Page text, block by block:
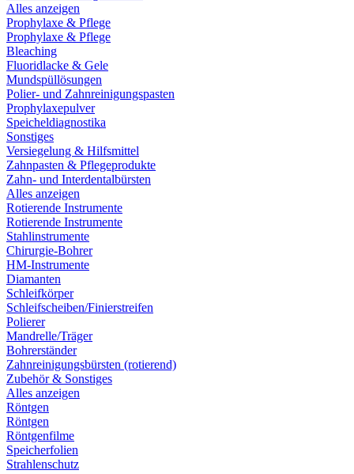
Alles anzeigen
Prophylaxe & Pflege
Prophylaxe & Pflege
Bleaching
Fluoridlacke & Gele
Mundspüllösungen
Polier- und Zahnreinigungspasten
Prophylaxepulver
Speicheldiagnostika
Sonstiges
Versiegelung & Hilfsmittel
Zahnpasten & Pflegeprodukte
Zahn- und Interdentalbürsten
Alles anzeigen
Rotierende Instrumente
Rotierende Instrumente
Stahlinstrumente
Chirurgie-Bohrer
HM-Instrumente
Diamanten
Schleifkörper
Schleifscheiben/Finierstreifen
Polierer
Mandrelle/Träger
Bohrerständer
Zahnreinigungsbürsten (rotierend)
Zubehör & Sonstiges
Alles anzeigen
Röntgen
Röntgen
Röntgenfilme
Speicherfolien
Strahlenschutz